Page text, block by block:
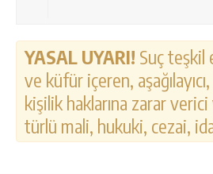
YASAL UYARI! Suç teşkil
ve küfür içeren,
kişilik haklarına zarar
türlü mali, hukuki, cezai,